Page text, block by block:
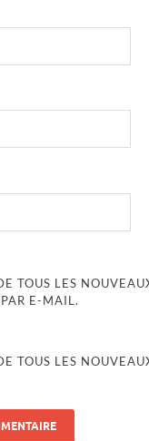
TOUS LES
E-MAIL.
TOUS LES